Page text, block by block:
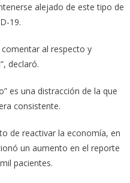
alejado de este tipo de
19.
al respecto y
declaró.
es una distracción de la que
consistente.
de reactivar la economía, en
un aumento en el reporte
pacientes.